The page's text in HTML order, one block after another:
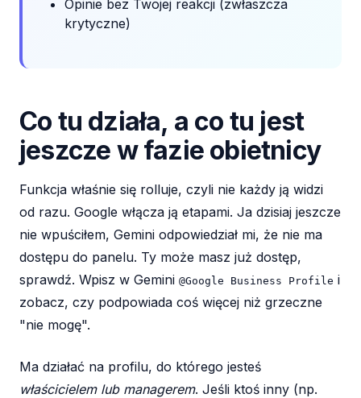
Opinie bez Twojej reakcji (zwłaszcza
krytyczne)
Co tu działa, a co tu jest
jeszcze w fazie obietnicy
Funkcja właśnie się rolluje, czyli nie każdy ją widzi
od razu. Google włącza ją etapami. Ja dzisiaj jeszcze
nie wpuściłem, Gemini odpowiedział mi, że nie ma
dostępu do panelu. Ty może masz już dostęp,
sprawdź. Wpisz w Gemini @Google Business Profile i
zobacz, czy podpowiada coś więcej niż grzeczne
"nie mogę".
Ma działać na profilu, do którego jesteś
właścicielem lub managerem. Jeśli ktoś inny (np.